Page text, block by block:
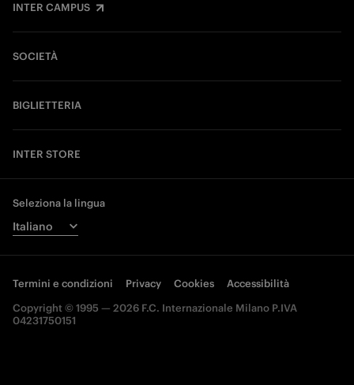
INTER CAMPUS
SOCIETÀ
BIGLIETTERIA
INTER STORE
Seleziona la lingua
Termini e condizioni Privacy Cookies
Accessibilità
Copyright © 1995 — 2026 F.C. Internazionale Milano P.IVA
04231750151